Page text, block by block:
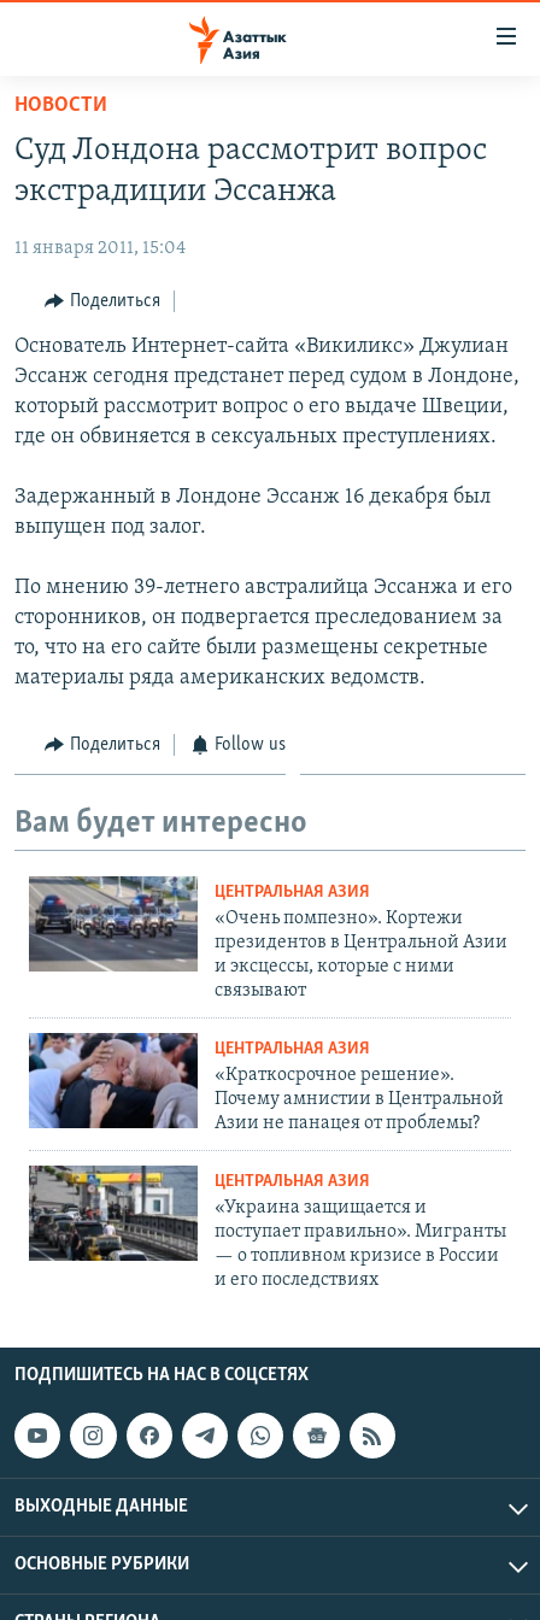
Вернуться
основному
содержанию
Вернутся
навигации
Вернутся
поиску
УЗБЕКИСТАН
ТАДЖИКИСТАН
НОВОСТИ
ВОЙНА В УКРАИНЕ
НА ДРУГИХ ЯЗЫКАХ
ҚАЗАҚША
КЫРГЫЗЧА
ТОҶИКӢ
Все сайты РСЕ/РС
НОВОСТИ
Суд Лондона рассмотрит вопрос
экстрадиции Эссанжа
11 января 2011, 15:04
Поделиться
Основатель Интернет-сайта «Викиликс» Джулиан
Эссанж сегодня предстанет перед судом в Лондоне,
который рассмотрит вопрос о его выдаче Швеции,
где он обвиняется в сексуальных преступлениях.
Задержанный в Лондоне Эссанж 16 декабря был
выпущен под залог.
По мнению 39-летнего австралийца Эссанжа и его
сторонников, он подвергается преследованием за
то, что на его сайте были размещены секретные
материалы ряда американских ведомств.
Поделиться Follow us
Вам будет интересно
ЦЕНТРАЛЬНАЯ АЗИЯ
«Очень помпезно». Кортежи
президентов в Центральной Азии
и эксцессы, которые с ними
связывают
ЦЕНТРАЛЬНАЯ АЗИЯ
«Краткосрочное решение».
Почему амнистии в Центральной
Азии не панацея от проблемы?
ЦЕНТРАЛЬНАЯ АЗИЯ
«Украина защищается и
поступает правильно». Мигранты
— о топливном кризисе в России
и его последствиях
ПОДПИШИТЕСЬ НА НАС В СОЦСЕТЯХ
ВЫХОДНЫЕ ДАННЫЕ
ОСНОВНЫЕ РУБРИКИ